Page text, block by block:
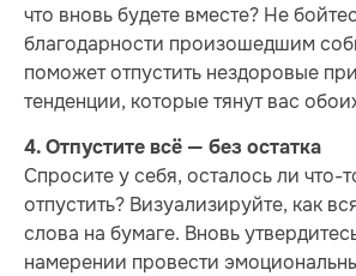
что вновь будете вместе? Не
благодарности произошедшим
поможет отпустить нездоровые
тенденции, которые тянут вас
4. Отпустите всё — без остатка
Спросите у себя, осталось ли что-
отпустить? Визуализируйте, как
слова на бумаге. Вновь
намерении провести